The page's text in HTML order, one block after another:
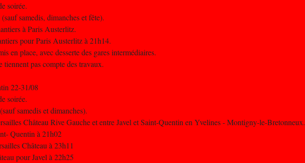
soirée.
samedis, dimanches et fête).
à Paris Austerlitz.
pour Paris Austerlitz à 21h14.
en place, avec desserte des gares intermédiaires.
pas compte des travaux.
22-31/08
soirée.
samedis et dimanches).
Château Rive Gauche et entre Javel et Saint-Quentin en Yvelines - Montigny-le-Bretonneux.
Quentin à 21h02
Château à 23h11
pour Javel à 22h25